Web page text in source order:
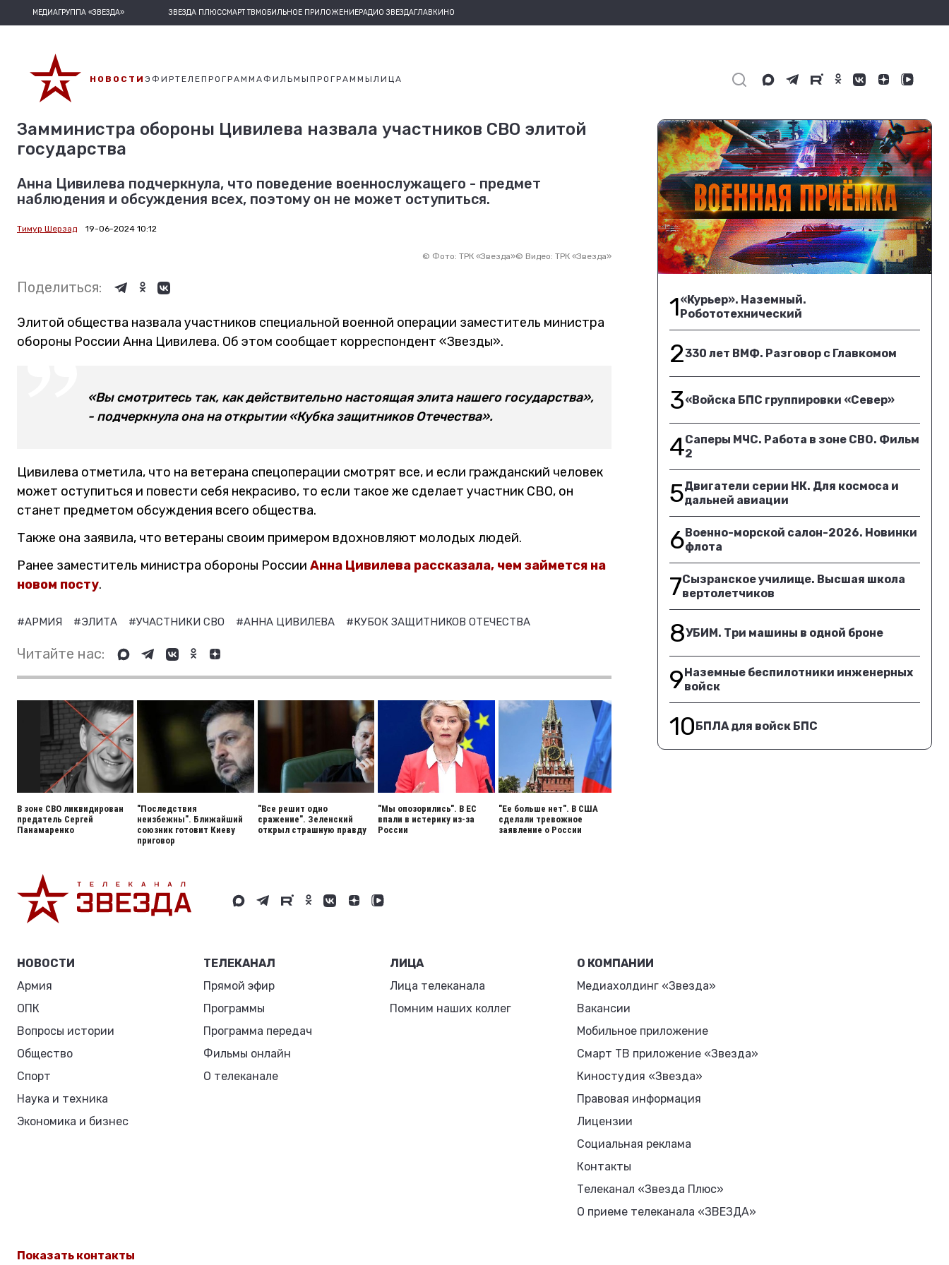
МЕДИАГРУППА «ЗВЕЗДА» ЗВЕЗДА ПЛЮССМАРТ ТВМОБИЛЬНОЕ ПРИЛОЖЕНИЕРАДИО ЗВЕЗДАГЛАВКИНО
НОВОСТИ ЭФИРТЕЛЕПРОГРАММАФИЛЬМЫ ПРОГРАММЫ ЛИЦА
Замминистра обороны Цивилева назвала участников СВО элитой
государства
Анна Цивилева подчеркнула, что поведение военнослужащего - предмет
наблюдения и обсуждения всех, поэтому он не может оступиться.
Тимур Шерзад 19-06-2024 10:12
© Фото: ТРК «Звезда»© Видео: ТРК «Звезда»
Поделиться:
Элитой общества назвала участников специальной военной операции заместитель министра
обороны России Анна Цивилева. Об этом сообщает корреспондент «Звезды».
«Вы смотритесь так, как действительно настоящая элита нашего государства»,
- подчеркнула она на открытии «Кубка защитников Отечества».
Цивилева отметила, что на ветерана спецоперации смотрят все, и если гражданский человек
может оступиться и повести себя некрасиво, то если такое же сделает участник СВО, он
станет предметом обсуждения всего общества.
Также она заявила, что ветераны своим примером вдохновляют молодых людей.
Ранее заместитель министра обороны России Анна Цивилева рассказала, чем займется на
новом посту.
#АРМИЯ #ЭЛИТА #УЧАСТНИКИ СВО #АННА ЦИВИЛЕВА #КУБОК ЗАЩИТНИКОВ ОТЕЧЕСТВА
Читайте нас:
В зоне СВО ликвидирован
предатель Сергей
Панамаренко
"Последствия
неизбежны". Ближайший
союзник готовит Киеву
приговор
"Все решит одно
сражение". Зеленский
открыл страшную правду
"Мы опозорились". В ЕС
впали в истерику из-за
России
"Ее больше нет". В США
сделали тревожное
заявление о России
1«Курьер». Наземный.
Робототехнический
2330 лет ВМФ. Разговор с Главкомом
3«Войска БПС группировки «Север»
4Саперы МЧС. Работа в зоне СВО. Фильм
2
5Двигатели серии НК. Для космоса и
дальней авиации
6Военно-морской салон-2026. Новинки
флота
7Сызранское училище. Высшая школа
вертолетчиков
8УБИМ. Три машины в одной броне
9Наземные беспилотники инженерных
войск
10БПЛА для войск БПС
НОВОСТИ
Армия
ОПК
Вопросы истории
Общество
Спорт
Наука и техника
Экономика и бизнес
ТЕЛЕКАНАЛ
Прямой эфир
Программы
Программа передач
Фильмы онлайн
О телеканале
ЛИЦА
Лица телеканала
Помним наших коллег
О КОМПАНИИ
Медиахолдинг «Звезда»
Вакансии
Мобильное приложение
Смарт ТВ приложение «Звезда»
Киностудия «Звезда»
Правовая информация
Лицензии
Социальная реклама
Контакты
Телеканал «Звезда Плюс»
О приеме телеканала «ЗВЕЗДА»
Показать контакты